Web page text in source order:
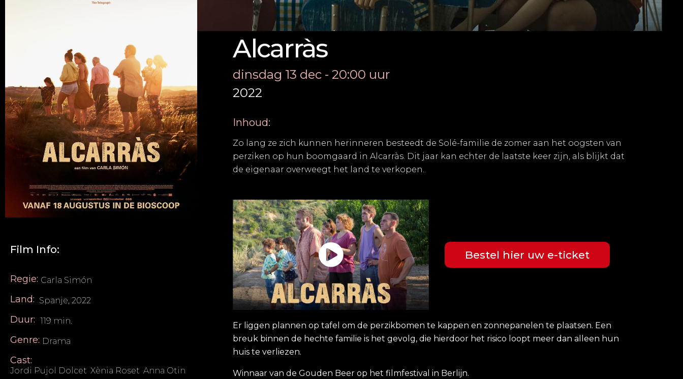
Film Info:
Regie: Carla Simón
Land: Spanje, 2022
Duur: 119 min.
Genre: Drama
Cast:
Jordi Pujol Dolcet Xènia Roset Anna Otin
Alcarràs
dinsdag 13 dec - 20:00 uur
2022
Inhoud:
Zo lang ze zich kunnen herinneren besteedt de Solé-familie de zomer aan het oogsten van
perziken op hun boomgaard in Alcarràs. Dit jaar kan echter de laatste keer zijn, als blijkt dat
de eigenaar overweegt het land te verkopen.
Bestel hier uw e-ticket
Er liggen plannen op tafel om de perzikbomen te kappen en zonnepanelen te plaatsen. Een
breuk binnen de hechte familie is het gevolg, die hierdoor het risico loopt meer dan alleen hun
huis te verliezen.
Winnaar van de Gouden Beer op het filmfestival in Berlijn.